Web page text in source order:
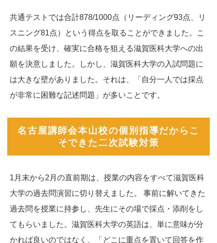
共通テストでは合計878/1000点（リーディング93点、リ
スニング81点）という得点を取ることができました。こ
の結果を受け、確実に合格を狙える滋賀医科大学への出
願を決意しました。しかし、滋賀医科大学の入試問題に
は大きな壁がありました。それは、「自分一人では採点
が非常に困難な記述問題」が多いことです。
名古屋講師会本山校の個別指導だからこ
そできた二次試験対策
1月末から2月の直前期は、授業の内容をすべて滋賀医科
大学の過去問演習に切り替えました。 事前に解いてきた
過去問を授業に持参し、先生にその場で採点・添削をし
てもらいました。滋賀医科大学の英語は、単に意味が分
かれば良いのではなく、「どこに重点を置いて回答を作